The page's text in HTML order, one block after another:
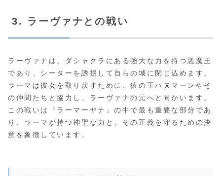
3. ラーヴァナとの戦い
ラーヴァナは、ダシャクラにある強大な力を持つ悪魔王
であり、シーターを誘拐して自らの城に閉じ込めます。
ラーマは彼女を取り戻すために、猿の王ハヌマーンやそ
の仲間たちと協力し、ラーヴァナの元へと向かいます。
この戦いは『ラーマーヤナ』の中で最も重要な部分であ
り、ラーマが持つ神聖な力と、その正義を守るための決
意を象徴しています。